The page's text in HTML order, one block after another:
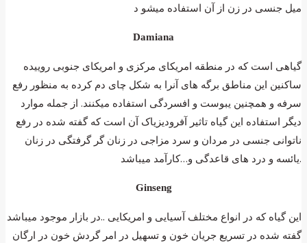
میل جنسی در زن از آن استفاده میشو د
Damiana
گیاهی است که در منطقه امریکای مرکزی و امریکای جنوبی روییده
ساکنین این مناطق برگه های آنرا به شکل چای دم کرده به منظور رفع
سرفه و همچنین یبوست و افسردگی استفاده میکنند. از جمله موارد
دیگر استفاده این گیاه تاثیر آفرودیزیاک آن است که گفته شده در رفع
ناتوانی جنسی در مردان و سرد مزاجی در زنان گر گرفتگی در زنان
یائسه و درد های قاعدگی و…کارآمد میباشد.
Ginseng
این گیاه که در انواع مختلف آسیایی و امریکایی ..در بازار موجود میباشد
گفته شده در تسریع جریان خون و تسهیل در امر گردش خون در ارگان